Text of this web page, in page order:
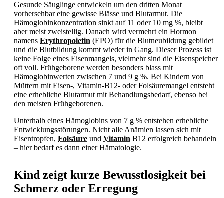
Gesunde Säuglinge entwickeln um den dritten Monat
vorhersehbar eine gewisse Blässe und Blutarmut. Die
Hämoglobinkonzentration sinkt auf 11 oder 10 mg %, bleibt
aber meist zweistellig. Danach wird vermehrt ein Hormon
namens Erythropoietin (EPO) für die Blutneubildung gebildet
und die Blutbildung kommt wieder in Gang. Dieser Prozess ist
keine Folge eines Eisenmangels, vielmehr sind die Eisenspeicher
oft voll. Frühgeborene werden besonders blass mit
Hämoglobinwerten zwischen 7 und 9 g %. Bei Kindern von
Müttern mit Eisen-, Vitamin-B12- oder Folsäuremangel entsteht
eine erhebliche Blutarmut mit Behandlungsbedarf, ebenso bei
den meisten Frühgeborenen.
Unterhalb eines Hämoglobins von 7 g % entstehen erhebliche
Entwicklungsstörungen. Nicht alle Anämien lassen sich mit
Eisentropfen, Folsäure und Vitamin B12 erfolgreich behandeln
– hier bedarf es dann einer Hämatologie.
Kind zeigt kurze Bewusstlosigkeit bei
Schmerz oder Erregung